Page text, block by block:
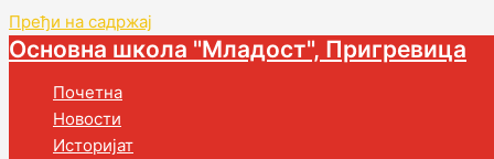
Пређи на садржај
Основна школа "Младост", Пригревица
Почетна
Новости
Историјат